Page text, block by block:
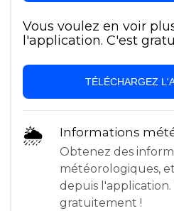
Vous voulez en voir
l'application. C'est
TÉLÉCHARGEZ
🌦 Informations
Obtenez des
météorologiques,
depuis
gratuitement !